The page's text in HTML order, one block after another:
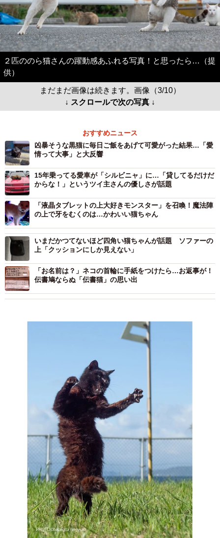
２匹ののら猫さんの躍動感あふれる写真！と思ったら…（提
供）
まだまだ画像は続きます。画像（3/10）
↓ スクロールで次の写真 ↓
おすすめニュース
凶暴そうな黒猫に毎日ご飯をあげて可愛がった結果…「愛
情って大事」と大反響
15年乗ってる愛車が「シルビニャ」に…「貸してるだけだ
からな！」というツイ主さんの優しさが話題
「液晶タブレットの上大好きモンスター」を召喚！魔法陣
の上で牙をむくのは…かわいい猫ちゃん
いまだかつてないほど四角い猫ちゃんが話題 ソファーの
上「クッションにしか見えない」
「お名前は？」ネコの首輪に手紙をつけたら…お返事が！
伝書鳩ならぬ「伝書猫」の思い出